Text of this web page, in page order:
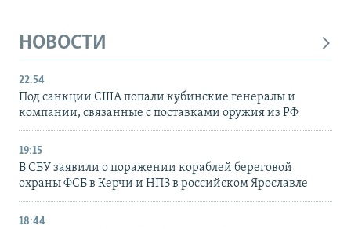
НОВОСТИ
22:54
Под санкции США попали кубинские генералы и
компании, связанные с поставками оружия из РФ
19:15
В СБУ заявили о поражении кораблей береговой
охраны ФСБ в Керчи и НПЗ в российском Ярославле
18:44